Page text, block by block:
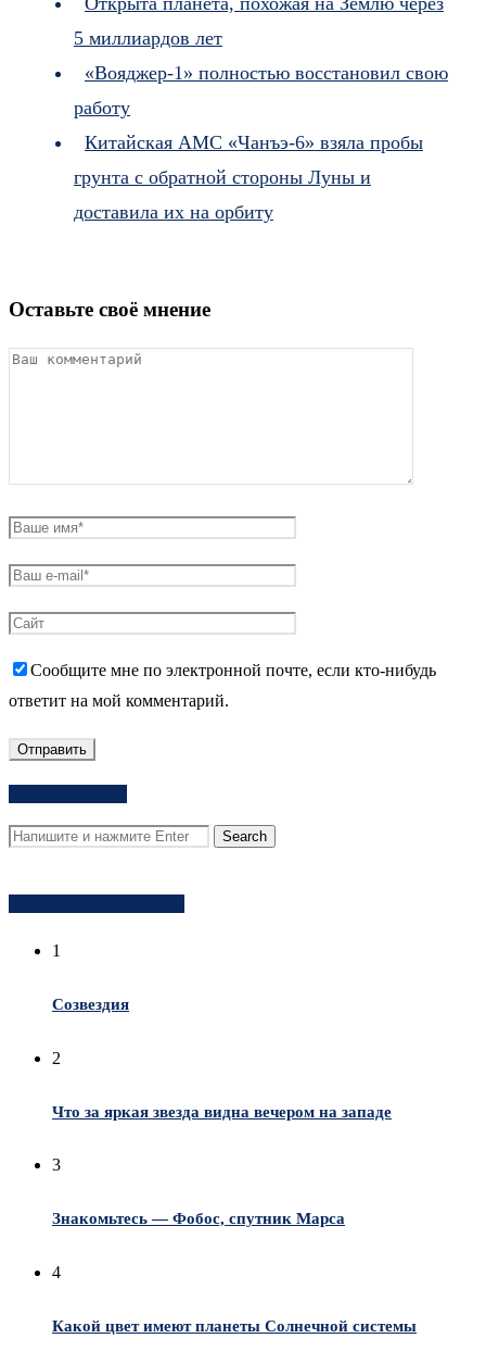
5 миллиардов лет
«Вояджер-1» полностью восстановил свою
работу
Китайская АМС «Чанъэ-6» взяла пробы
грунта с обратной стороны Луны и
доставила их на орбиту
Оставьте своё мнение
Сообщите мне по электронной почте, если кто-нибудь
ответит на мой комментарий.
1
Созвездия
2
Что за яркая звезда видна вечером на западе
3
Знакомьтесь — Фобос, спутник Марса
4
Какой цвет имеют планеты Солнечной системы